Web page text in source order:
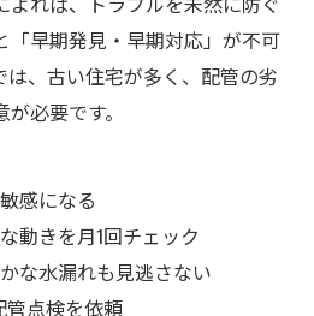
「早期発見・早期対応」が不可
、古い住宅が多く、配管の劣
必要です。
感になる
動きを月1回チェック
な水漏れも見逃さない
管点検を依頼